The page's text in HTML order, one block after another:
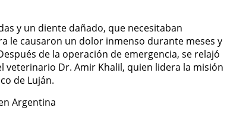
y un diente dañado, que necesitaban
le causaron un dolor inmenso durante meses y
de la operación de emergencia, se relajó
veterinario Dr. Amir Khalil, quien lidera la misión
de Luján.
Argentina